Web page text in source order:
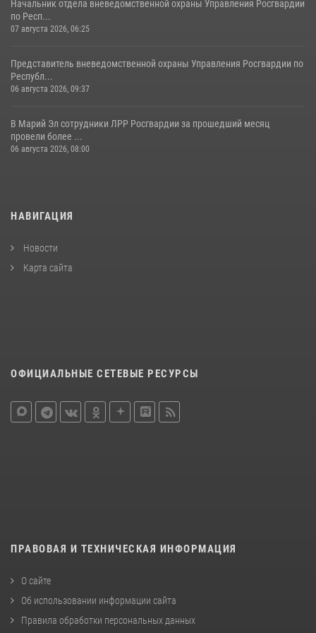
Начальник отдела вневедомственной охраны Управления Росгвардии
по Респ...
07 августа 2026, 06:25
Представитель вневедомственной охраны Управления Росгвардии по
Республ...
06 августа 2026, 09:37
В Марий Эл сотрудники ЛРР Росгвардии за прошедший месяц
провели более ...
06 августа 2026, 08:00
НАВИГАЦИЯ
Новости
Карта сайта
ОФИЦИАЛЬНЫЕ СЕТЕВЫЕ РЕСУРСЫ
ПРАВОВАЯ И ТЕХНИЧЕСКАЯ ИНФОРМАЦИЯ
О сайте
Об использовании информации сайта
Правила обработки персональных данных